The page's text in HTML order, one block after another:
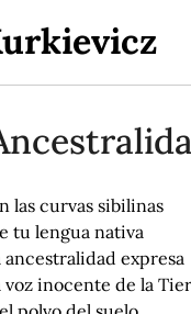
las curvas sibilinas
tu lengua nativa
ancestralidad expresa
voz inocente de la